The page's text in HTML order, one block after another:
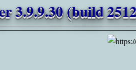
3.9.9.30 (build